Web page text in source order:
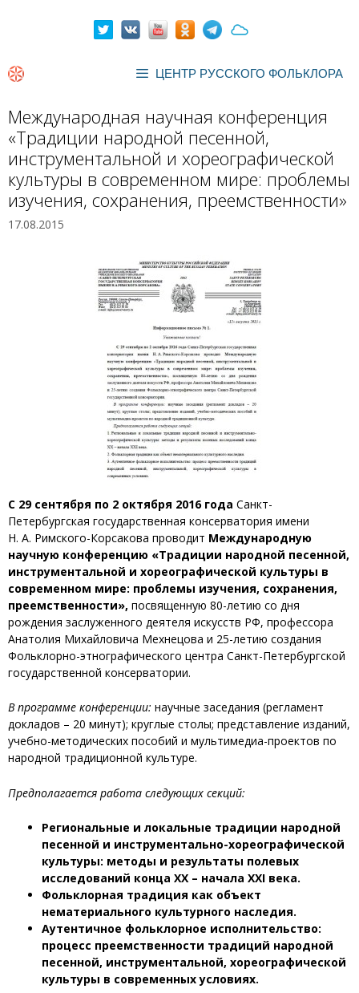
ЦЕНТР РУССКОГО ФОЛЬКЛОРА
Международная научная конференция
«Традиции народной песенной,
инструментальной и хореографической
культуры в современном мире: проблемы
изучения, сохранения, преемственности»
17.08.2015
С 29 сентября по 2 октября 2016 года Санкт-
Петербургская государственная консерватория имени
Н. А. Римского-Корсакова проводит Международную
научную конференцию «Традиции народной песенной,
инструментальной и хореографической культуры в
современном мире: проблемы изучения, сохранения,
преемственности», посвященную 80-летию со дня
рождения заслуженного деятеля искусств РФ, профессора
Анатолия Михайловича Мехнецова и 25-летию создания
Фольклорно-этнографического центра Санкт-Петербургской
государственной консерватории.
В программе конференции: научные заседания (регламент
докладов – 20 минут); круглые столы; представление изданий,
учебно-методических пособий и мультимедиа-проектов по
народной традиционной культуре.
Предполагается работа следующих секций:
Региональные и локальные традиции народной
песенной и инструментально-хореографической
культуры: методы и результаты полевых
исследований конца XX – начала XXI века.
Фольклорная традиция как объект
нематериального культурного наследия.
Аутентичное фольклорное исполнительство:
процесс преемственности традиций народной
песенной, инструментальной, хореографической
культуры в современных условиях.